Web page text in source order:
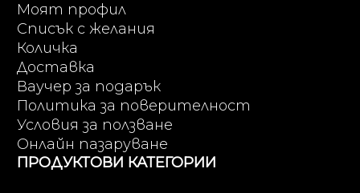
Моят профил
Списък с желания
Количка
Доставка
Ваучер за подарък
Политика за поверителност
Условия за ползване
Онлайн пазаруване
ПРОДУКТОВИ КАТЕГОРИИ